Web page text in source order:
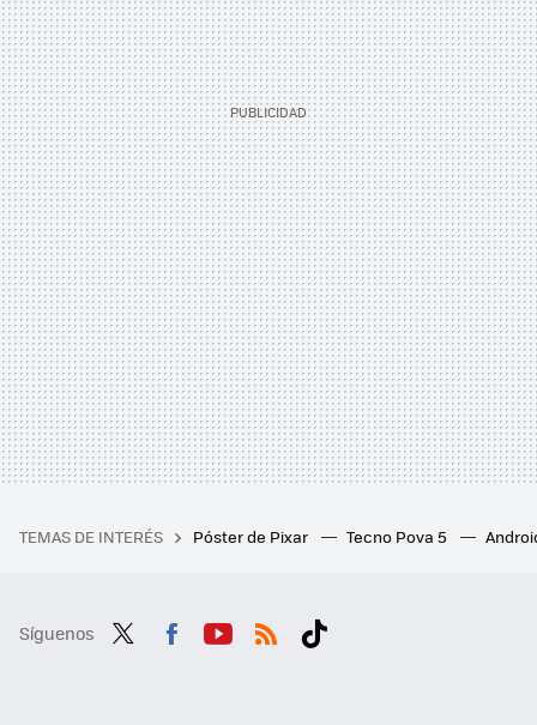
TEMAS DE INTERÉS Póster de Pixar Tecno Pova 5
Síguenos